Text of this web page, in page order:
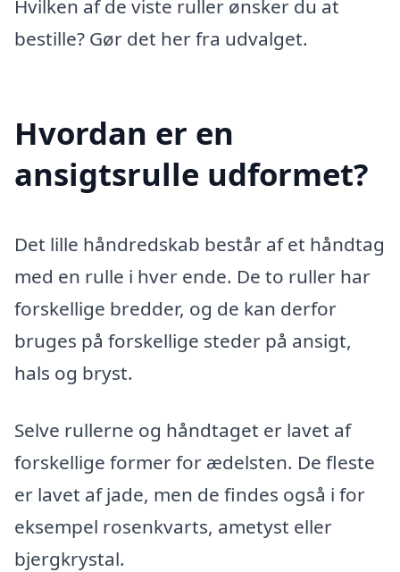
Hvilken af de viste ruller ønsker du at
bestille? Gør det her fra udvalget.
Hvordan er en
ansigtsrulle udformet?
Det lille håndredskab består af et håndtag
med en rulle i hver ende. De to ruller har
forskellige bredder, og de kan derfor
bruges på forskellige steder på ansigt,
hals og bryst.
Selve rullerne og håndtaget er lavet af
forskellige former for ædelsten. De fleste
er lavet af jade, men de findes også i for
eksempel rosenkvarts, ametyst eller
bjergkrystal.